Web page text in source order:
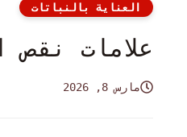
العناية بالنباتات
علامات
مارس 8, 2026